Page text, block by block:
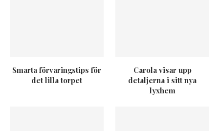
Smarta förvaringstips för
det lilla torpet
Carola visar upp
detaljerna i sitt nya
lyxhem